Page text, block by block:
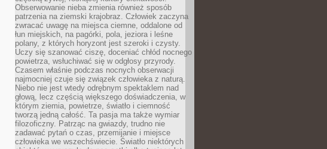
Obserwowanie nieba zmienia również sposób
patrzenia na ziemski krajobraz. Człowiek zaczyna
zwracać uwagę na miejsca ciemne, oddalone od
łun miejskich, na pagórki, pola, jeziora i leśne
polany, z których horyzont jest szeroki i czysty.
Uczy się szanować ciszę, doceniać chłód nocnego
powietrza, wsłuchiwać się w odgłosy przyrody.
Czasem właśnie podczas nocnych obserwacji
najmocniej czuje się związek człowieka z naturą.
Niebo nie jest wtedy odrębnym spektaklem nad
głową, lecz częścią większego doświadczenia, w
którym ziemia, powietrze, światło i ciemność
tworzą jedną całość. Ta pasja ma także wymiar
filozoficzny. Patrząc na gwiazdy, trudno nie
zadawać pytań o czas, przemijanie i miejsce
człowieka we wszechświecie. Światło niektórych